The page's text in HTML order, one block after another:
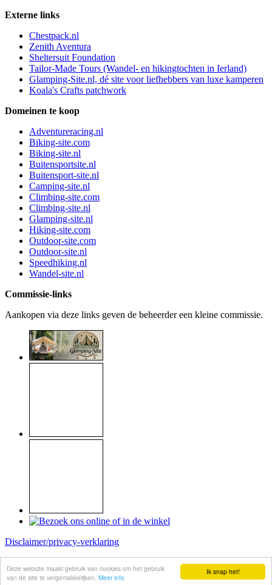
Ik snap het!
Deze website maakt gebruik van cookies om het gebruik
van de site te vergemakkelijken. Meer info
Externe links
Chestpack.nl
Zenith Aventura
Sheltersuit Foundation
Tailor-Made Tours (Wandel- en hikingtochten in Ierland)
Glamping-Site.nl, dé site voor liefhebbers van luxe kamperen
Koala's Crafts patchwork
Domeinen te koop
Adventureracing.nl
Biking-site.com
Biking-site.nl
Buitensportsite.nl
Buitensport-site.nl
Camping-site.nl
Climbing-site.com
Climbing-site.nl
Glamping-site.nl
Hiking-site.com
Outdoor-site.com
Outdoor-site.nl
Speedhiking.nl
Wandel-site.nl
Commissie-links
Aankopen via deze links geven de beheerder een kleine commissie.
Disclaimer/privacy-verklaring
Site made byKoome-webservice